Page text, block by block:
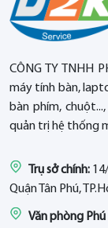
CÔNG TY TNHH
máy tính bàn,
bàn phím,
quản trị hệ thống
Trụ sở chính:
Quận Tân Phú,
Văn phòng